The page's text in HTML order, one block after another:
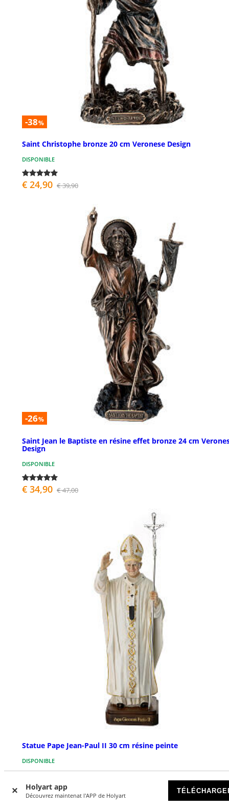
Holyart app
Découvrez maintenat l'APP de Holyart
-38%
Saint Christophe bronze 20 cm Veronese Design
DISPONIBLE
€ 24,90 € 39,90
-26%
Saint Jean le Baptiste en résine effet bronze 24 cm
Design
DISPONIBLE
€ 34,90 € 47,00
Statue Pape Jean-Paul II 30 cm résine peinte
DISPONIBLE
€ 39,90